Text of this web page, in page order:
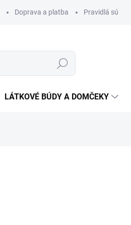
Doprava a platba Pravidlá súťaží
Hľadať
LÁTKOVÉ BÚDY A DOMČEKY